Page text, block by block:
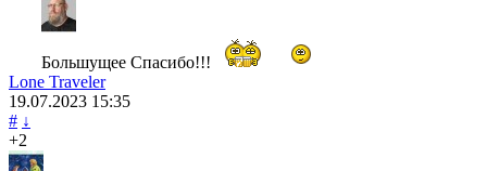
Большущее Спасибо!!!
Lone Traveler
19.07.2023 15:35
# ↓
+2